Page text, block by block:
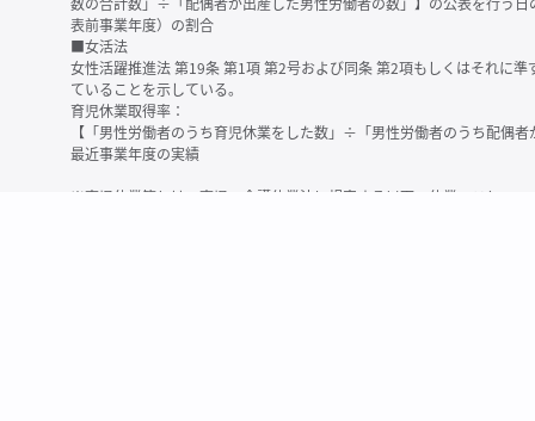
表前事業年度）の割合
■女活法
女性活躍推進法 第19条 第1項 第2号および同条 第2項もしくはそれに
ていることを示している。
育児休業取得率：
【「男性労働者のうち育児休業をした数」÷「男性労働者のうち配偶
最近事業年度の実績
※育児休業等とは、育児・介護休業法に規定する以下の休業のこと